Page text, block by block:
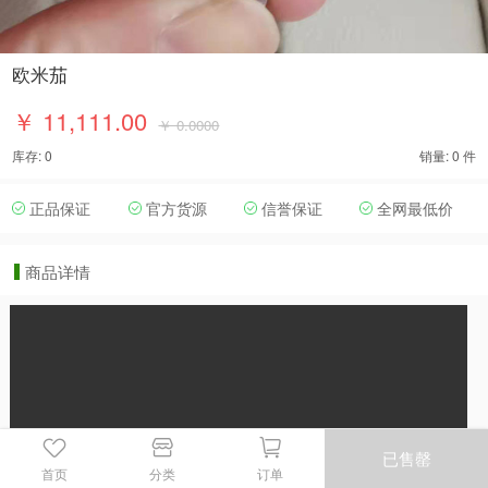
欧米茄
￥ 11,111.00 ￥ 0.0000
库存: 0 销量: 0 件
正品保证 官方货源 信誉保证 全网最低价
商品详情
首页 分类 订单
已售罄